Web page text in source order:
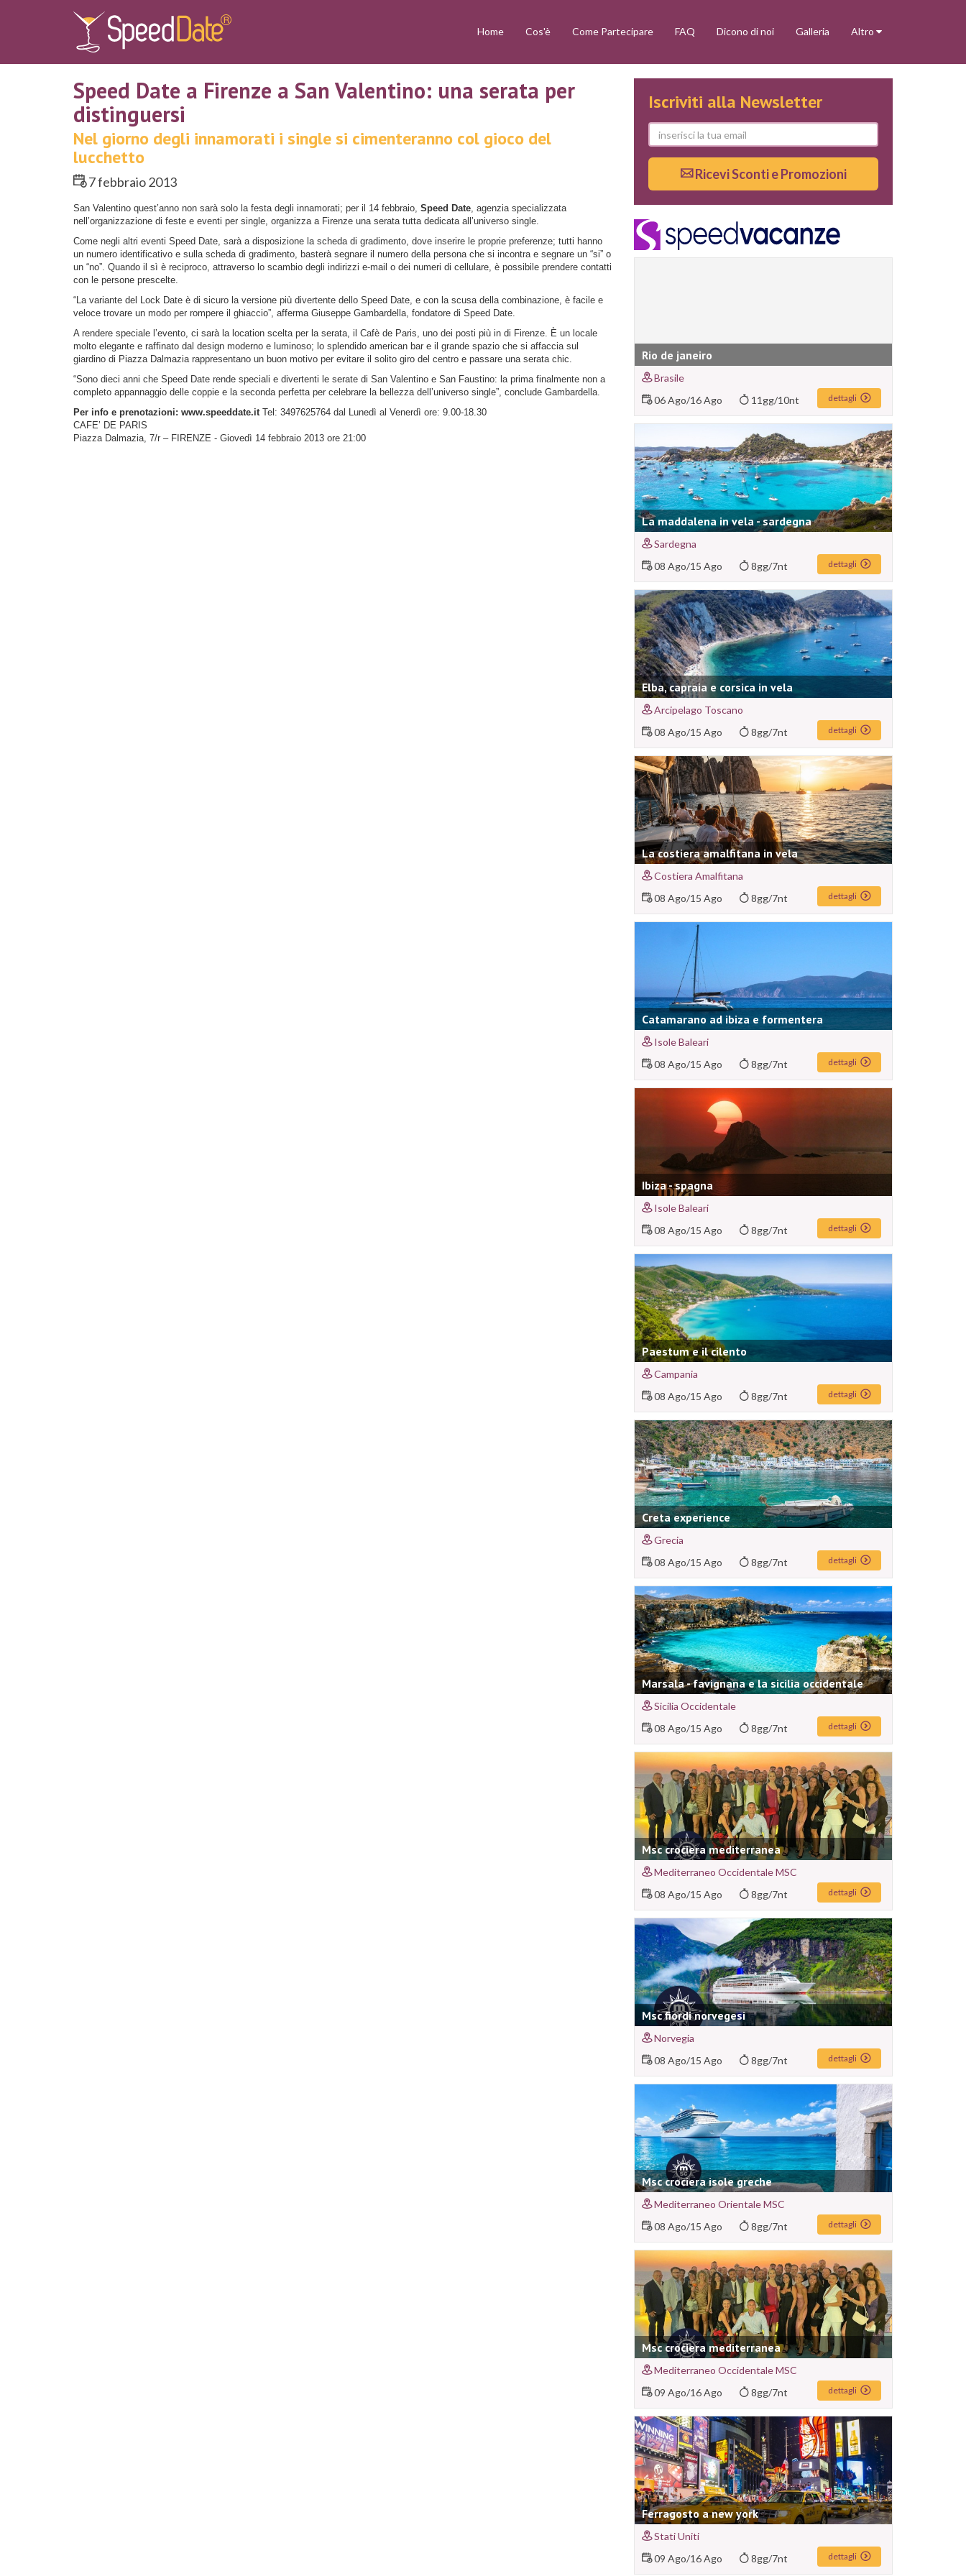
Home Cos'è Come Partecipare FAQ Dicono di noi Galleria Altro
Speed Date a Firenze a San Valentino: una serata per
distinguersi
Nel giorno degli innamorati i single si cimenteranno col gioco del
lucchetto
7 febbraio 2013
San Valentino quest’anno non sarà solo la festa degli innamorati; per il 14 febbraio, Speed Date, agenzia specializzata
nell’organizzazione di feste e eventi per single, organizza a Firenze una serata tutta dedicata all’universo single.
Come negli altri eventi Speed Date, sarà a disposizione la scheda di gradimento, dove inserire le proprie preferenze; tutti hanno
un numero identificativo e sulla scheda di gradimento, basterà segnare il numero della persona che si incontra e segnare un “si” o
un “no”. Quando il sì è reciproco, attraverso lo scambio degli indirizzi e-mail o dei numeri di cellulare, è possibile prendere contatti
con le persone prescelte.
“La variante del Lock Date è di sicuro la versione più divertente dello Speed Date, e con la scusa della combinazione, è facile e
veloce trovare un modo per rompere il ghiaccio”, afferma Giuseppe Gambardella, fondatore di Speed Date.
A rendere speciale l’evento, ci sarà la location scelta per la serata, il Cafè de Paris, uno dei posti più in di Firenze. È un locale
molto elegante e raffinato dal design moderno e luminoso; lo splendido american bar e il grande spazio che si affaccia sul
giardino di Piazza Dalmazia rappresentano un buon motivo per evitare il solito giro del centro e passare una serata chic.
“Sono dieci anni che Speed Date rende speciali e divertenti le serate di San Valentino e San Faustino: la prima finalmente non a
completo appannaggio delle coppie e la seconda perfetta per celebrare la bellezza dell’universo single”, conclude Gambardella.
Per info e prenotazioni: www.speeddate.it Tel: 3497625764 dal Lunedì al Venerdì ore: 9.00-18.30
CAFE’ DE PARIS
Piazza Dalmazia, 7/r – FIRENZE - Giovedì 14 febbraio 2013 ore 21:00
Iscriviti alla Newsletter
Ricevi Sconti e Promozioni
Rio de janeiro
Brasile
06 Ago/16 Ago 11gg/10nt dettagli
La maddalena in vela - sardegna
Sardegna
08 Ago/15 Ago 8gg/7nt dettagli
Elba, capraia e corsica in vela
Arcipelago Toscano
08 Ago/15 Ago 8gg/7nt dettagli
La costiera amalfitana in vela
Costiera Amalfitana
08 Ago/15 Ago 8gg/7nt dettagli
Catamarano ad ibiza e formentera
Isole Baleari
08 Ago/15 Ago 8gg/7nt dettagli
Ibiza - spagna
Isole Baleari
08 Ago/15 Ago 8gg/7nt dettagli
Paestum e il cilento
Campania
08 Ago/15 Ago 8gg/7nt dettagli
Creta experience
Grecia
08 Ago/15 Ago 8gg/7nt dettagli
Marsala - favignana e la sicilia occidentale
Sicilia Occidentale
08 Ago/15 Ago 8gg/7nt dettagli
Msc crociera mediterranea
Mediterraneo Occidentale MSC
08 Ago/15 Ago 8gg/7nt dettagli
Msc fiordi norvegesi
Norvegia
08 Ago/15 Ago 8gg/7nt dettagli
Msc crociera isole greche
Mediterraneo Orientale MSC
08 Ago/15 Ago 8gg/7nt dettagli
Msc crociera mediterranea
Mediterraneo Occidentale MSC
09 Ago/16 Ago 8gg/7nt dettagli
Ferragosto a new york
Stati Uniti
09 Ago/16 Ago 8gg/7nt dettagli